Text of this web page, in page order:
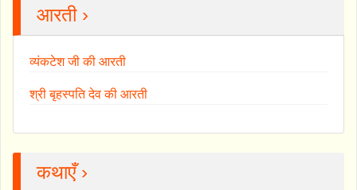
आरती ›
व्यंकटेश जी की आरती
श्री बृहस्पति देव की आरती
कथाएँ ›